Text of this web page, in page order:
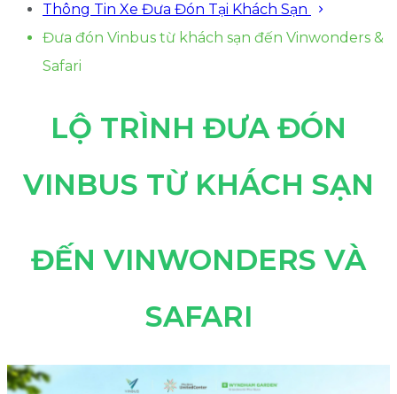
Thông Tin Xe Đưa Đón Tại Khách Sạn
Đưa đón Vinbus từ khách sạn đến Vinwonders &
Safari
LỘ TRÌNH ĐƯA ĐÓN
VINBUS TỪ KHÁCH SẠN
ĐẾN VINWONDERS VÀ
SAFARI